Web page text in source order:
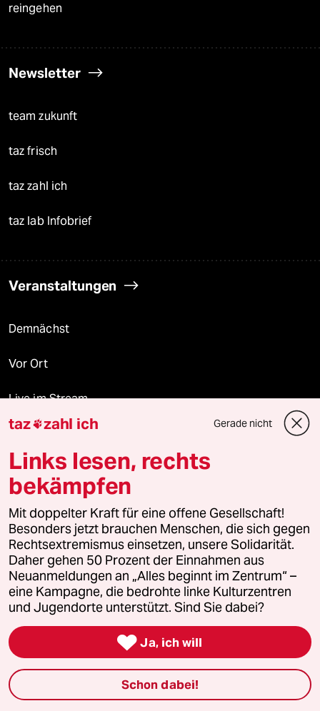
reingehen
Newsletter
team zukunft
taz frisch
taz zahl ich
taz lab Infobrief
Veranstaltungen
Demnächst
Vor Ort
Live im Stream
Vergangene
taz lab 2027
Mehr taz Lesestoff
taz Blogs
taz FUTURZWEI
Le Monde diplomatique
taz Archiv
taz zahl ich Gerade nicht
Links lesen, rechts
bekämpfen
Mit doppelter Kraft für eine offene Gesellschaft!
Besonders jetzt brauchen Menschen, die sich gegen
Rechtsextremismus einsetzen, unsere Solidarität.
Daher gehen 50 Prozent der Einnahmen aus
Neuanmeldungen an „Alles beginnt im Zentrum“ –
eine Kampagne, die bedrohte linke Kulturzentren
und Jugendorte unterstützt. Sind Sie dabei?
 Ja, ich will
Schon dabei!